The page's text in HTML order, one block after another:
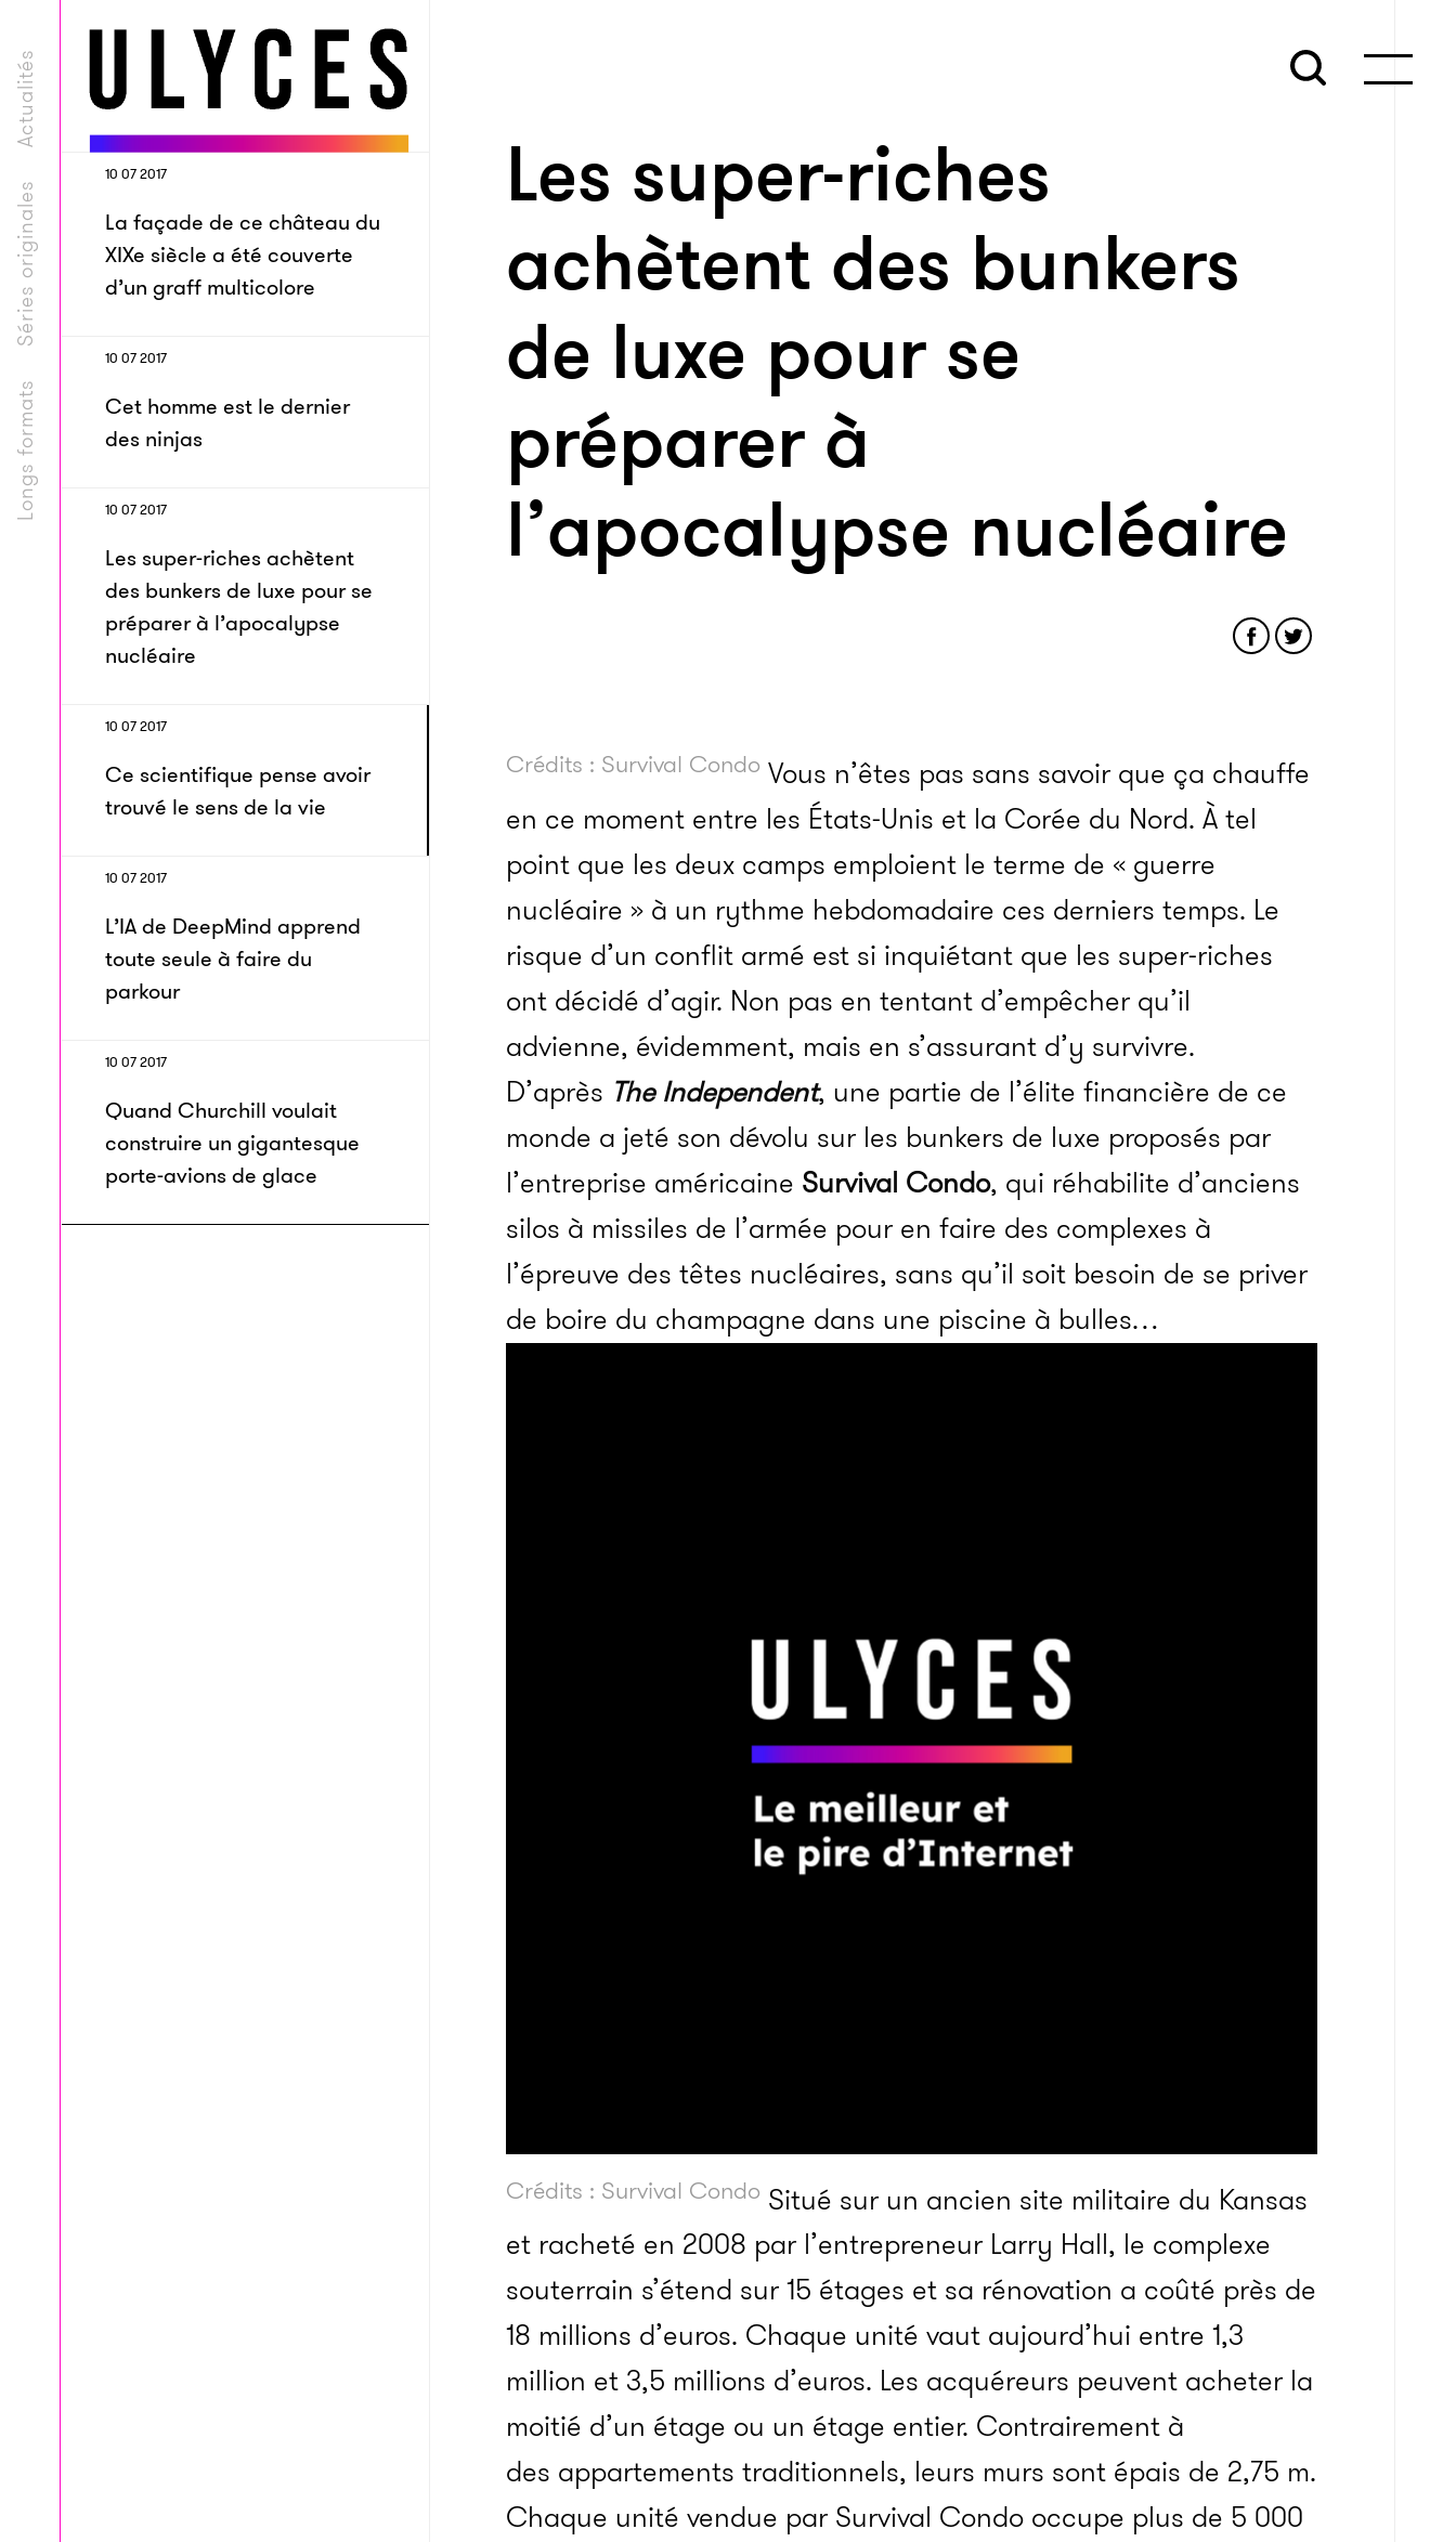
Longs formats
Séries originales
Actualités
10 07 2017
La façade de ce château du
XIXe siècle a été couverte
d’un graff multicolore
10 07 2017
Cet homme est le dernier
des ninjas
10 07 2017
Les super-riches achètent
des bunkers de luxe pour se
préparer à l’apocalypse
nucléaire
10 07 2017
Ce scientifique pense avoir
trouvé le sens de la vie
10 07 2017
L’IA de DeepMind apprend
toute seule à faire du
parkour
10 07 2017
Quand Churchill voulait
construire un gigantesque
porte-avions de glace
Les super-riches
achètent des bunkers
de luxe pour se
préparer à
l’apocalypse nucléaire
Crédits : Survival Condo Vous n’êtes pas sans savoir que ça chauffe
en ce moment entre les États-Unis et la Corée du Nord. À tel
point que les deux camps emploient le terme de « guerre
nucléaire » à un rythme hebdomadaire ces derniers temps. Le
risque d’un conflit armé est si inquiétant que les super-riches
ont décidé d’agir. Non pas en tentant d’empêcher qu’il
advienne, évidemment, mais en s’assurant d’y survivre.
D’après The Independent, une partie de l’élite financière de ce
monde a jeté son dévolu sur les bunkers de luxe proposés par
l’entreprise américaine Survival Condo, qui réhabilite d’anciens
silos à missiles de l’armée pour en faire des complexes à
l’épreuve des têtes nucléaires, sans qu’il soit besoin de se priver
de boire du champagne dans une piscine à bulles…
Crédits : Survival Condo Situé sur un ancien site militaire du Kansas
et racheté en 2008 par l’entrepreneur Larry Hall, le complexe
souterrain s’étend sur 15 étages et sa rénovation a coûté près de
18 millions d’euros. Chaque unité vaut aujourd’hui entre 1,3
million et 3,5 millions d’euros. Les acquéreurs peuvent acheter la
moitié d’un étage ou un étage entier. Contrairement à
des appartements traditionnels, leurs murs sont épais de 2,75 m.
Chaque unité vendue par Survival Condo occupe plus de 5 000